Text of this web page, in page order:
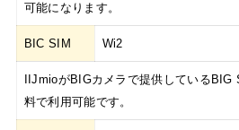
可能になります。
BIC SIM Wi2
IIJmioがBIGカメラで提供している
料で利用可能です。